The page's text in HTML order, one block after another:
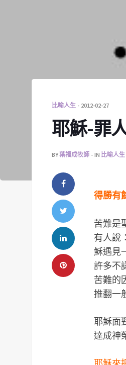
比喻人生 2012-02-27
耶穌-罪
BY葉福成牧師 IN 比喻人生
得勝有
苦難是
有人說
穌遇見
許多不
苦難的
推翻一
耶穌面
達成神